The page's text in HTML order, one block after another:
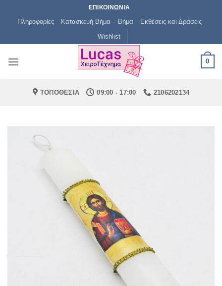
ΕΠΙΚΟΙΝΩΝΙΑ
Πληροφορίες Κατασκευή Βήμα – Βήμα
Εκθέσεις και Δράσεις
Wishlist
0
ΤΟΠΟΘΕΣΙΑ 09:00 - 17:00 2106202134